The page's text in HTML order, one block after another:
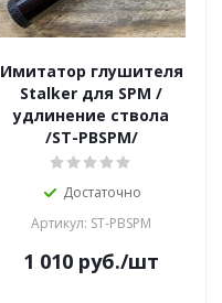
Имитатор глушителя
Stalker для SPM /
удлинение ствола
/ST-PBSPM/
Достаточно
Артикул: ST-PBSPM
1 010 руб./шт